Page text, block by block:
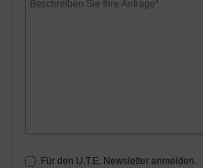
Für den U.T.E. Newsletter anmelden.